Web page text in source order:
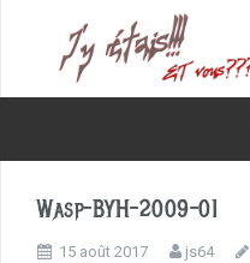
Wasp-BYH-2009-01
15 août 2017 js64